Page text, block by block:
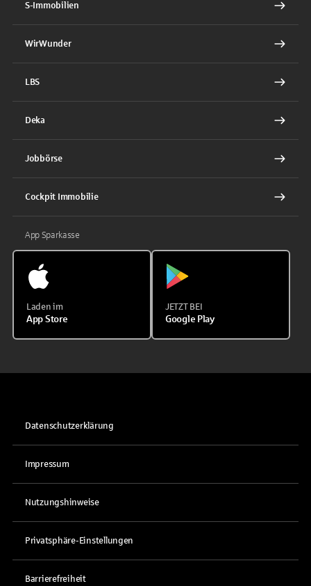
S-Immobilien
WirWunder
LBS
Deka
Jobbörse
Cockpit Immobilie
App Sparkasse
Laden im
App Store
JETZT BEI
Google Play
Datenschutzerklärung
Impressum
Nutzungshinweise
Privatsphäre-Einstellungen
Barrierefreiheit